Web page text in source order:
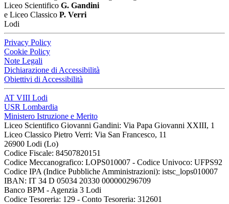
Liceo Scientifico G. Gandini
e Liceo Classico P. Verri
Lodi
Privacy Policy
Cookie Policy
Note Legali
Dichiarazione di Accessibilità
Obiettivi di Accessibilità
AT VIII Lodi
USR Lombardia
Ministero Istruzione e Merito
Liceo Scientifico Giovanni Gandini: Via Papa Giovanni XXIII, 1
Liceo Classico Pietro Verri: Via San Francesco, 11
26900 Lodi (Lo)
Codice Fiscale: 84507820151
Codice Meccanografico: LOPS010007 - Codice Univoco: UFPS92
Codice IPA (Indice Pubbliche Amministrazioni): istsc_lops010007
IBAN: IT 34 D 05034 20330 000000296709
Banco BPM - Agenzia 3 Lodi
Codice Tesoreria: 129 - Conto Tesoreria: 312601